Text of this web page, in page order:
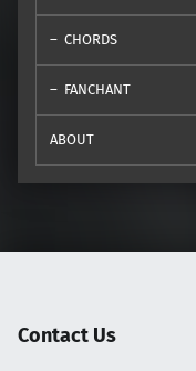
CHORDS
FANCHANT
ABOUT
Contact Us